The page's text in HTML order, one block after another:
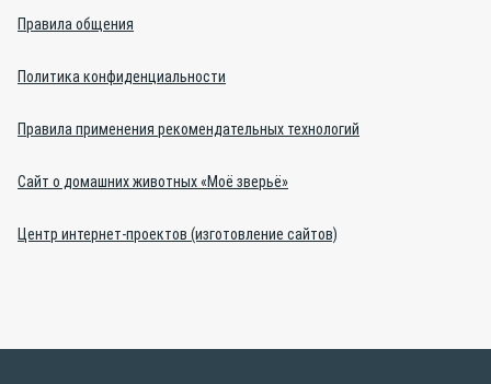
Правила общения
Политика конфиденциальности
Правила применения рекомендательных технологий
Сайт о домашних животных «Моё зверьё»
Центр интернет-проектов (изготовление сайтов)